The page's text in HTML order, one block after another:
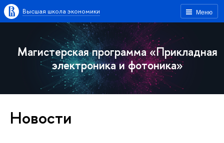
Меню
Высшая школа экономики
Магистерская программа «Прикладная
электроника и фотоника»
Новости